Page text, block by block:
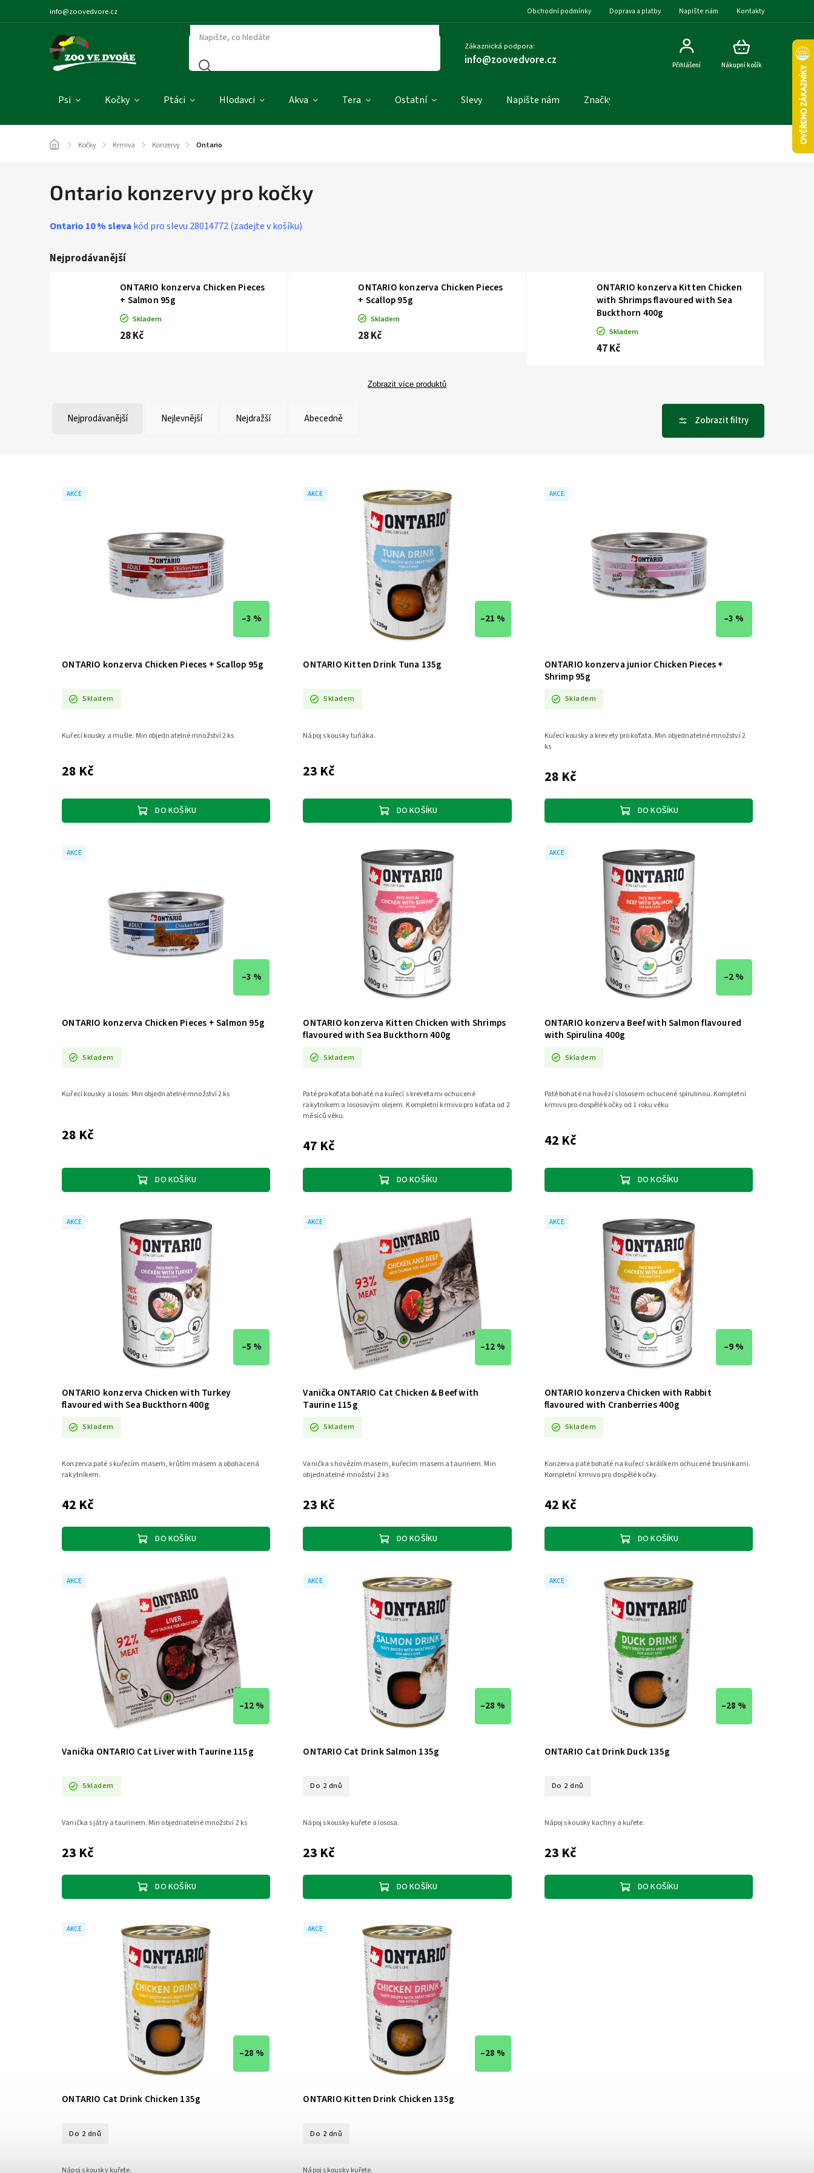
info@zoovedvore.cz Obchodní podmínky Doprava a platby Napište nám Kontakty
Zákaznická podpora:
info@zoovedvore.cz Nákupní košík
Přihlášení
Psi Kočky Ptáci Hlodavci Akva Tera Ostatní Slevy Napište nám Značky
/ Kočky / Krmiva / Konzervy / Ontario
Ontario konzervy pro kočky
Ontario 10 % sleva kód pro slevu 28014772 (zadejte v košíku)
Nejprodávanější
ONTARIO konzerva Chicken Pieces
+ Salmon 95g
Skladem
28 Kč
ONTARIO konzerva Chicken Pieces
+ Scallop 95g
Skladem
28 Kč
ONTARIO konzerva Kitten Chicken
with Shrimps flavoured with Sea
Buckthorn 400g
Skladem
47 Kč
Zobrazit více produktů
Nejprodávanější Nejlevnější Nejdražší Abecedně
AKCE
–3 %
ONTARIO konzerva Chicken Pieces + Scallop 95g
Skladem
28 Kč
DO KOŠÍKU
Kuřecí kousky a mušle. Min objednatelné množství 2 ks
AKCE
–21 %
ONTARIO Kitten Drink Tuna 135g
Skladem
23 Kč
DO KOŠÍKU
Nápoj s kousky tuňáka.
AKCE
–3 %
ONTARIO konzerva junior Chicken Pieces +
Shrimp 95g
Skladem
28 Kč
DO KOŠÍKU
Kuřecí kousky a krevety pro koťata. Min objednatelné množství 2
ks
AKCE
–3 %
ONTARIO konzerva Chicken Pieces + Salmon 95g
Skladem
28 Kč
DO KOŠÍKU
Kuřecí kousky a losos. Min objednatelné množství 2 ks
ONTARIO konzerva Kitten Chicken with Shrimps
flavoured with Sea Buckthorn 400g
Skladem
47 Kč
DO KOŠÍKU
Paté pro koťata bohaté na kuřecí s krevetami ochucené
rakytníkem a lososovým olejem. Kompletní krmivo pro koťata od 2
měsíců věku.
AKCE
–2 %
ONTARIO konzerva Beef with Salmon flavoured
with Spirulina 400g
Skladem
42 Kč
DO KOŠÍKU
Paté bohaté na hovězí s lososem ochucené spirulinou. Kompletní
krmivo pro dospělé kočky od 1 roku věku
AKCE
–5 %
ONTARIO konzerva Chicken with Turkey
flavoured with Sea Buckthorn 400g
Skladem
42 Kč
DO KOŠÍKU
Konzerva paté s kuřecím masem, krůtím masem a obohacená
rakytníkem.
AKCE
–12 %
Vanička ONTARIO Cat Chicken & Beef with
Taurine 115g
Skladem
23 Kč
DO KOŠÍKU
Vanička s hovězím masem, kuřecím masem a taurinem. Min
objednatelné množství 2 ks
AKCE
–9 %
ONTARIO konzerva Chicken with Rabbit
flavoured with Cranberries 400g
Skladem
42 Kč
DO KOŠÍKU
Konzerva paté bohaté na kuřecí s králíkem ochucené brusinkami.
Kompletní krmivo pro dospělé kočky.
AKCE
–12 %
Vanička ONTARIO Cat Liver with Taurine 115g
Skladem
23 Kč
DO KOŠÍKU
Vanička s játry a taurinem. Min objednatelné množství 2 ks
AKCE
–28 %
ONTARIO Cat Drink Salmon 135g
Do 2 dnů
23 Kč
DO KOŠÍKU
Nápoj s kousky kuřete a lososa.
AKCE
–28 %
ONTARIO Cat Drink Duck 135g
Do 2 dnů
23 Kč
DO KOŠÍKU
Nápoj s kousky kachny a kuřete.
AKCE
–28 %
ONTARIO Cat Drink Chicken 135g
Do 2 dnů
Nápoj s kousky kuřete.
AKCE
–28 %
ONTARIO Kitten Drink Chicken 135g
Do 2 dnů
Nápoj s kousky kuřete.